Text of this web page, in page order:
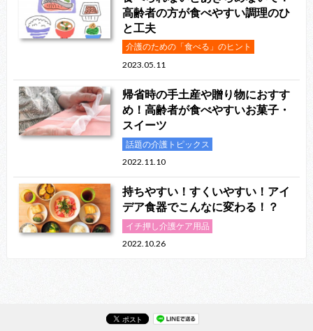
高齢者の方が食べやすい調理のひ
と工夫
介護のための「食べる」のヒント
2023.05.11
帰省時の手土産や贈り物におすす
め！高齢者が食べやすいお菓子・
スイーツ
話題の介護トピックス
2022.11.10
持ちやすい！すくいやすい！アイ
デア食器でこんなに変わる！？
イチ押し介護ケア用品
2022.10.26